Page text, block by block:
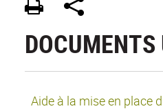
Aide à la mise en place